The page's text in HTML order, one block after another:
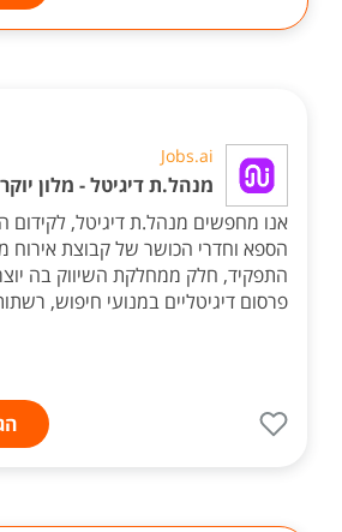
Jobs.ai
מנהל.ת דיגיטל - מלון
אנו מחפשים מנהל.ת דיגיטל, לקידום
הספא וחדרי הכושר של קבוצת אירוח
התפקיד, חלק ממחלקת השיווק בה
פרסום דיגיטליים במנועי חיפוש,